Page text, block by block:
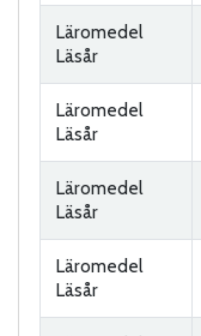
Läromedel
Läsår
Läromedel
Läsår
Läromedel
Läsår
Läromedel
Läsår